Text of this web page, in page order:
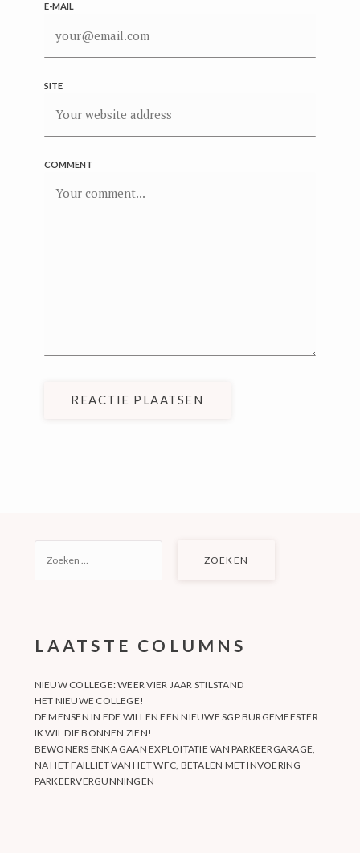
E-MAIL
SITE
COMMENT
REACTIE PLAATSEN
NAAR:
LAATSTE COLUMNS
NIEUW COLLEGE: WEER VIER JAAR STILSTAND
HET NIEUWE COLLEGE!
DE MENSEN IN EDE WILLEN EEN NIEUWE SGP BURGEMEESTER
IK WIL DIE BONNEN ZIEN!
BEWONERS ENKA GAAN EXPLOITATIE VAN PARKEERGARAGE,
NA HET FAILLIET VAN HET WFC, BETALEN MET INVOERING
PARKEERVERGUNNINGEN